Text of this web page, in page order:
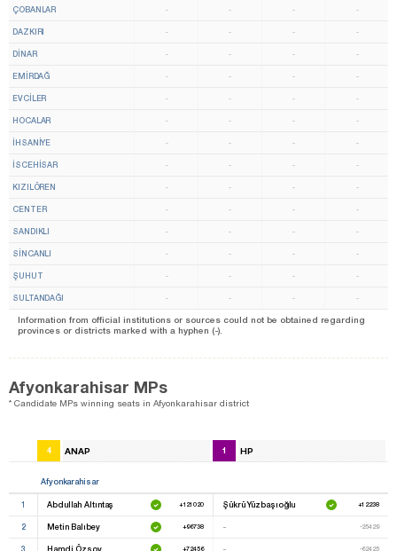
ÇOBANLAR - - - -
DAZKIRI - - - -
DİNAR - - - -
EMİRDAĞ - - - -
EVCİLER - - - -
HOCALAR - - - -
İHSANİYE - - - -
İSCEHİSAR - - - -
KIZILÖREN - - - -
CENTER - - - -
SANDIKLI - - - -
SİNCANLI - - - -
ŞUHUT - - - -
SULTANDAĞI - - - -
Information from official institutions or sources could not be obtained regarding
provinces or districts marked with a hyphen (-).
Afyonkarahisar MPs
* Candidate MPs winning seats in Afyonkarahisar district
4 ANAP 1 HP
Afyonkarahisar
1 Abdullah Altıntaş +121020 Şükrü Yüzbaşıoğlu +12238
2 Metin Balıbey +96738 - -25429
3 Hamdi Özsoy +72456 - -62425